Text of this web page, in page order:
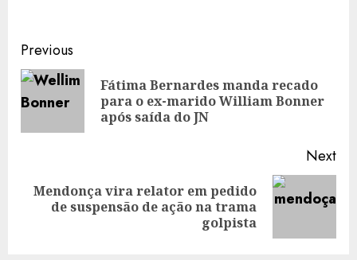
Post
navigation
Previous
Fátima Bernardes manda recado
para o ex-marido William Bonner
após saída do JN
Next
Next
Mendonça vira relator em pedido
de suspensão de ação na trama
golpista